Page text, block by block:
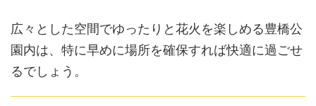
広々とした空間でゆったりと花火を楽しめる豊橋公
園内は、特に早めに場所を確保すれば快適に過ごせ
るでしょう。